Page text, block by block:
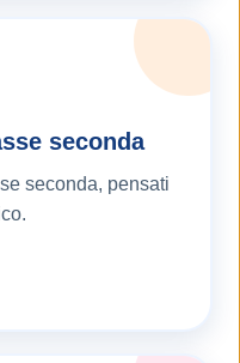
seconda
seconda, pensati